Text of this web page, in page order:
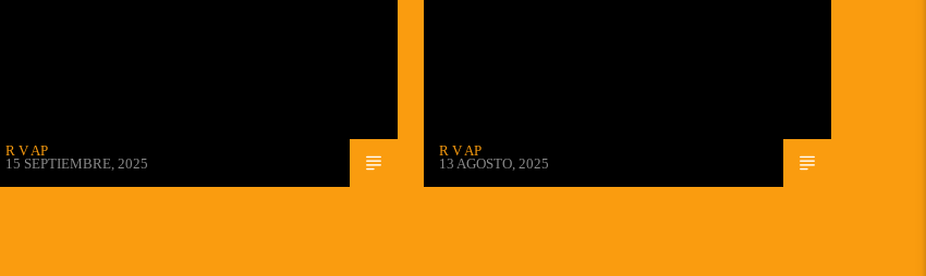
R V AP
15 SEPTIEMBRE, 2025
R V AP
13 AGOSTO, 2025